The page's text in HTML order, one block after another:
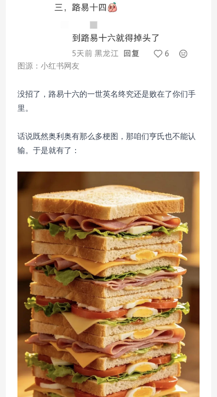
图源：小红书网友
没招了，路易十六的一世英名终究还是败在了你们手
里。
话说既然奥利奥有那么多梗图，那咱们亨氏也不能认
输。于是就有了：